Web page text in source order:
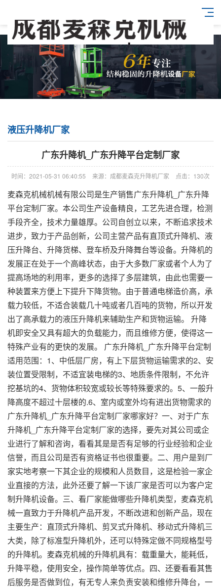
液压升降机厂家
广东升降机_广东升降平台定制厂家
时间：2021-05-31 06:40:55 来源：成都麦森克升降机厂家 点击：130次
麦森克机械机械有限公司是生产销售广东升降机_广东升降
平台定制厂家。本公司生产设备精良，工艺先进合理，检测
手段齐全，技术力量雄厚。公司自创立以来，不断追求技术
进步，致力于产品创新，公司主营产品有直顶式升降机、液
压升降台、升降货梯、登车桥及升降舞台等设备。升降机的
发展正在处于一个高峰状态，由于大多数厂家或者个人为了
提高场地的利用率，更多的选择了多层建筑，由此也需要一
种装置来方便上下提升下降货物。由于普通电梯造价高，承
载力较低，不适合装载几十吨或者几百吨的货物，所以开发
出了高承载力的液压升降机来辅助生产和货物运输。 升降
机即安全又具有超大的负载能力，而且维修方便，使得这一
特殊产业有的更快的发展。 广东升降机_广东升降平台定制
适用范围：1、中低层厂房，有上下层货物运输需求的2、安
装位置受限制，不适宜装电梯的3、地质条件限制，不允许
挖基坑的4、货物体积较宽或较长等特殊要求的。5、一般升
降高度不超过十层楼的.6、室内或室外均有进出货物需求的
广东升降机_广东升降平台定制厂家哪家好？一、对于广东
升降机_广东升降平台定制厂家的选择，要先对其公司或企
业进行了解和咨询，看看其是是否有足够的行业经验和企业
信誉，而且公司是否有资格证书也很重要。二、用户是到厂
家实地考察一下其企业的规模和人员数目，这是检验一家企
业直接的方法，此外还要了解一下该厂家是否可以为客户定
制升降机设备。三、看厂家能做哪些升降机类型，麦森克机
械一直致力于升降机产品开发，不断改进和创新产品，现在
主要生产：直顶式升降机、剪叉式升降机、移动式升降机三
大类，除了标准型升降机外，还可以特殊定做不同规格型号
的升降机。麦森克机械的升降机具有：载重量大，能耗低，
升降平稳，使用安全，操作简单等优点。四、还要看看其售
后服务是否做到位，有无专人来负责安装和维修升降台，一